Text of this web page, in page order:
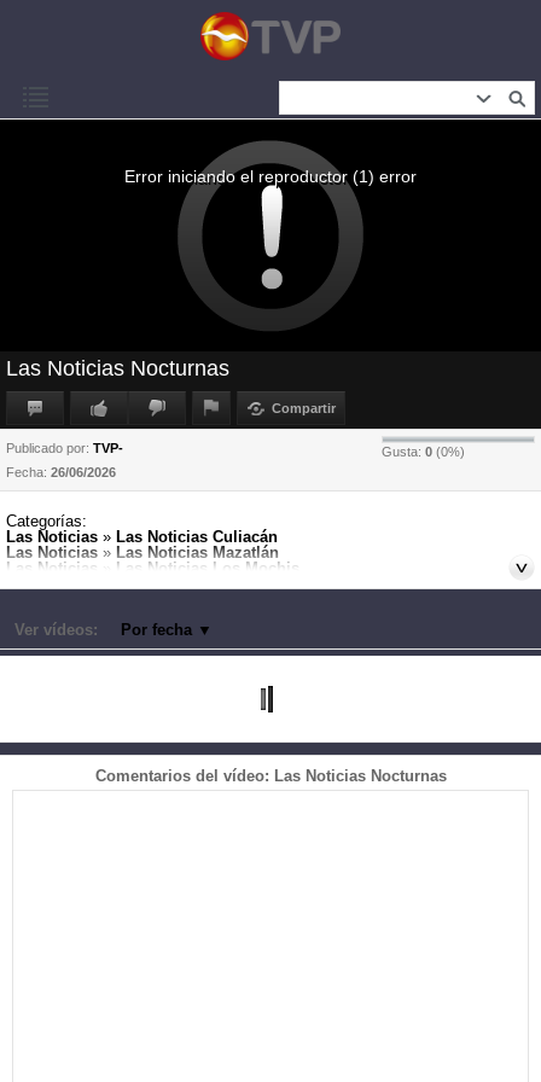
Error iniciando el reproductor (1) error
Las Noticias Nocturnas
Compartir
Gusta: 0 (0%)
Publicado por: TVP-
Fecha: 26/06/2026
Categorías:
Las Noticias » Las Noticias Culiacán
Las Noticias » Las Noticias Mazatlán
Las Noticias
Las Noticias Los Mochis
Ver vídeos:
Por fecha ▼
Comentarios del vídeo: Las Noticias Nocturnas